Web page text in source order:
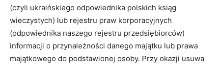
(czyli ukraińskiego odpowiednika polskich ksiąg
wieczystych) lub rejestru praw korporacyjnych
(odpowiednika naszego rejestru przedsiębiorców)
informacji o przynależności danego majątku lub prawa
majątkowego do podstawionej osoby. Przy okazji usuwa